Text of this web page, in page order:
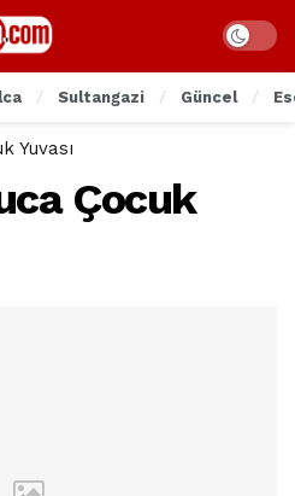
Sultangazi Güncel
Yuvası
Çocuk